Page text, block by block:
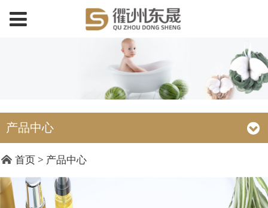
产品中心
DY15016 磨砂直柄
首页 > 产品中心